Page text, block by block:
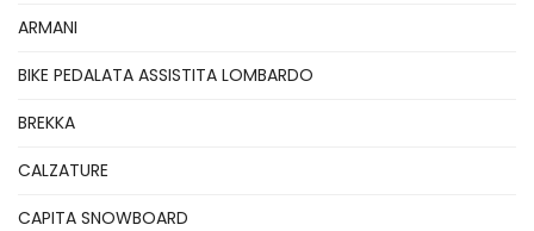
ARMANI
BIKE PEDALATA ASSISTITA LOMBARDO
BREKKA
CALZATURE
CAPITA SNOWBOARD